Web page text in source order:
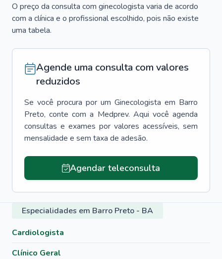
O preço da consulta com ginecologista varia de acordo
com a clínica e o profissional escolhido, pois não existe
uma tabela.
Agende uma consulta com valores
reduzidos
Se você procura por um Ginecologista em Barro
Preto, conte com a Medprev. Aqui você agenda
consultas e exames por valores acessíveis, sem
mensalidade e sem taxa de adesão.
Agendar teleconsulta
Especialidades em Barro Preto - BA
Cardiologista
Clínico Geral